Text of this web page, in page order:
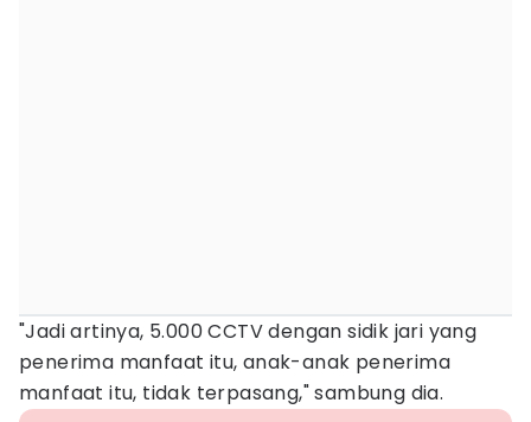
"Jadi artinya, 5.000 CCTV dengan sidik jari yang
penerima manfaat itu, anak-anak penerima
manfaat itu, tidak terpasang," sambung dia.